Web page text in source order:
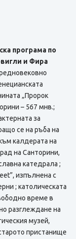
програма по
и Фира
„Пророк
– 567 мнв.;
за
се на ръба на
калдерата на
на Санторини,
катедрала ;
изпълнена с
; католическата
време в
разглеждане на
музей,
пристанище